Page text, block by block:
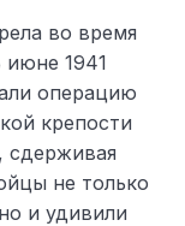
во время
1941
операцию
крепости
сдерживая
не только
и удивили